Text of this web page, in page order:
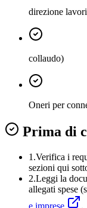
direzione lavori
collaudo)
Oneri per
Prima di
1.Verifica i
sezioni qui
2.Leggi la
allegati spese